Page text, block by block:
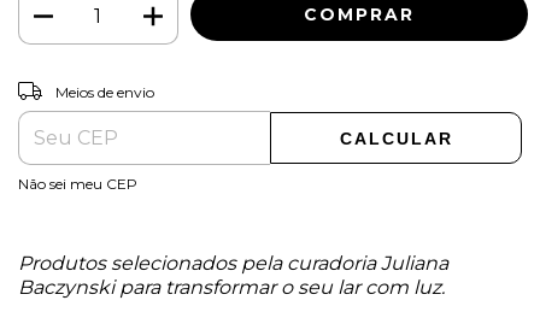
Entregas para o CEP:
Meios de envio
CALCULAR
Não sei meu CEP
Produtos selecionados pela curadoria Juliana
Baczynski para transformar o seu lar com luz.